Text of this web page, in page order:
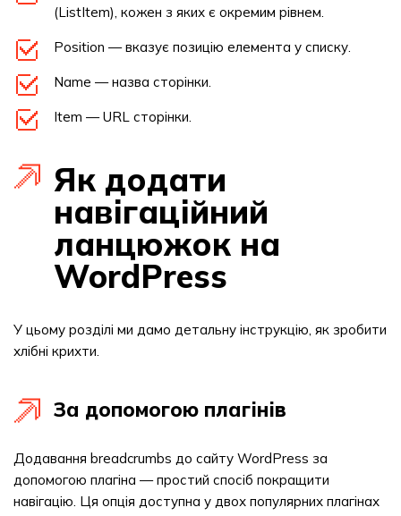
(ListItem), кожен з яких є окремим рівнем.
Position — вказує позицію елемента у списку.
Name — назва сторінки.
Item — URL сторінки.
Як додати
навігаційний
ланцюжок на
WordPress
У цьому розділі ми дамо детальну інструкцію, як зробити
хлібні крихти.
За допомогою плагінів
Додавання breadcrumbs до сайту WordPress за
допомогою плагіна — простий спосіб покращити
навігацію. Ця опція доступна у двох популярних плагінах